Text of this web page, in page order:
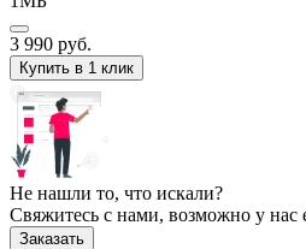
3 990 руб.
Купить в 1 клик
Не нашли то, что искали?
Свяжитесь с нами, возможно у нас
Заказать